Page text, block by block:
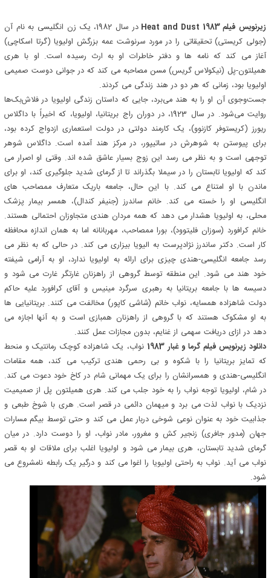
زیرنویس فیلم Heat and Dust 1983
در سال 1982، یک زن انگلیسی به نام آن
(جولی کریستی) تحقیقاتی را در مورد سرنوشت عمه بزرگش اولیویا (گرتا اسکاچی)
آغاز می کند که نامه ها و دفتر خاطرات او به ارث رسیده است. او با هری
همیلتون-پل (نیکولاس گریس) مسن مصاحبه می کند که در جوانی دوست صمیمی
اولیویا بود، زمانی که هر دو در هند زندگی می کردند.
جست‌وجوی آن او را به هند می‌برد، جایی که داستان زندگی اولیویا در فلاش‌بک‌ها
روایت می‌شود. در سال 1923، در دوران راج بریتانیا، اولیویا، که اخیراً با داگلاس
ریورز (کریستوفر کازنوو)، یک کارمند دولتی در دولت استعماری ازدواج کرده بود،
برای پیوستن به شوهرش در ساتیپور، در مرکز هند آمده است. داگلاس شوهر
توجهی است و به نظر می رسد این زوج بسیار عاشق شده اند. وقتی او اصرار می
کند که اولیویا تابستان را در سیملا بگذراند تا از گرمای شدید جلوگیری کند، او برای
ماندن با او امتناع می کند. با این حال، جامعه باریک متعارف ممصاحب های
انگلیسی او را خسته می کند. خانم ساندرز (جنیفر کندال)، همسر بیمار پزشک
محلی، به اولیویا هشدار می دهد که همه مردان هندی متجاوزان احتمالی هستند.
خانم کرافورد (سوزان فلیتوود)، بورا ممصاحب، مهربانانه اما به همان اندازه محافظه
کار است. دکتر ساندرز نژادپرست به الیویا بیزاری می کند. در حالی که به نظر می
رسد جامعه انگلیسی-هندی چیزی برای ارائه به اولیویا ندارد، او به آرامی شیفته
خود هند می شود. این منطقه توسط گروهی از راهزنان غارتگر غارت می شود و
دسیسه ها با جامعه بریتانیا به رهبری سرگرد مینیس و آقای کرافورد علیه حاکم
دولت شاهزاده همسایه، نواب خاتم (شاشی کاپور) مخالفت می کنند. بریتانیایی ها
به او مشکوک هستند که با گروهی از راهزنان همبازی است و به آنها اجازه می
دهد در ازای دریافت سهمی از غنایم، بدون مجازات عمل کنند.
دانلود زیرنویس فیلم گرما و غبار 1983
نواب، یک شاهزاده کوچک رمانتیک و منحط
که تمایز بریتانیا را با شکوه و بی رحمی هندی ترکیب می کند، همه مقامات
انگلیسی-هندی و همسرانشان را برای یک مهمانی شام در کاخ خود دعوت می کند.
در شام، اولیویا توجه نواب را به خود جلب می کند. هری همیلتون پل از صمیمیت
نزدیک با نواب لذت می برد و میهمان دائمی در قصر است. هری با شوخ طبعی و
جذابیت خود به عنوان نوعی شوخی دربار عمل می کند و حتی توسط بیگم مسارات
جهان (مدور جافری) زنجیر کش و مغرور، مادر نواب، او را دوست دارد. در میان
گرمای شدید تابستان، هری بیمار می شود و اولیویا اغلب برای ملاقات او به قصر
نواب می آید. نواب به راحتی اولیویا را اغوا می کند و درگیر یک رابطه نامشروع می
شود.